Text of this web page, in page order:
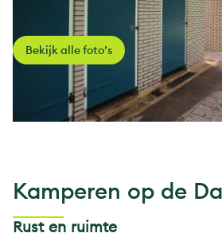
Bekijk alle foto’s
Kamperen op de
Rust en ruimte